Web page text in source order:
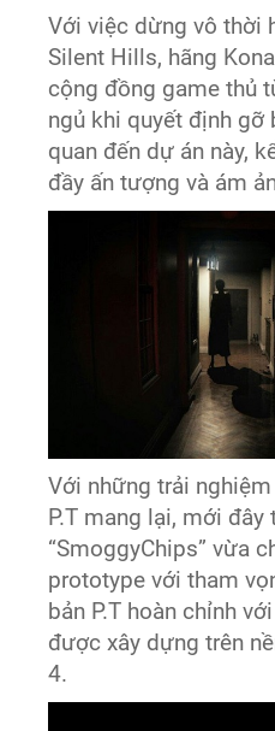
Với việc dừng vô thời
Silent Hills, hãng
cộng đồng game thủ
ngủ khi quyết định
quan đến dự án này,
đầy ấn tượng và ám
Với những trải
P.T mang lại, mới đây
“SmoggyChips” vừa
prototype với tham
bản P.T hoàn chỉnh
được xây dựng trên
4.